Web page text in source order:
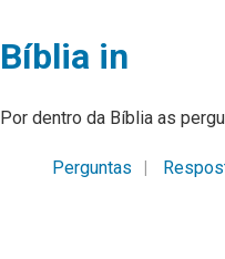
Bíblia in
Por dentro da Bíblia as
Perguntas